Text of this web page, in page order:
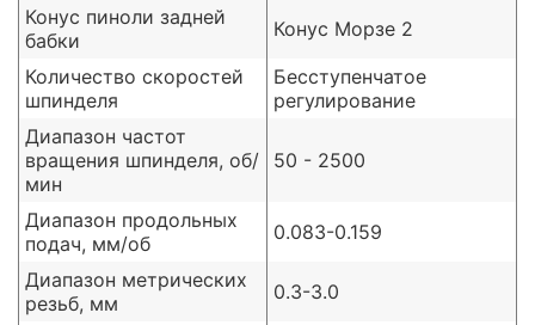
Конус пиноли задней
бабки
Конус Морзе 2
Количество скоростей
шпинделя
Бесступенчатое
регулирование
Диапазон частот
вращения шпинделя, об/
мин
50 - 2500
Диапазон продольных
подач, мм/об
0.083-0.159
Диапазон метрических
резьб, мм
0.3-3.0